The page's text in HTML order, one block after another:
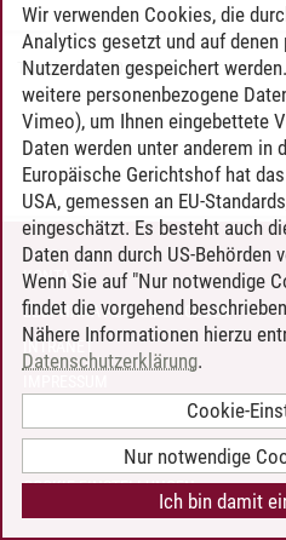
Timo Leder/30.06.2024
KONTAKT
LEUPHANA ALS ARBEITGEBER
INTRANET
BARRIEREFREIHEIT
COOKIE-EINSTELLUNGEN
Wir verwenden Cookies, die
Analytics gesetzt und auf denen
Nutzerdaten gespeichert
weitere personenbezogene
Vimeo), um Ihnen eingebettete
Daten werden unter anderem in
Europäische Gerichtshof hat
USA, gemessen an EU-
eingeschätzt. Es besteht auch
Daten dann durch US-Behörden
Wenn Sie auf "Nur notwendige
findet die vorgehend
Nähere Informationen hierzu
Datenschutzerklärung.
Cookie-
Nur notwendige
Ich bin damit